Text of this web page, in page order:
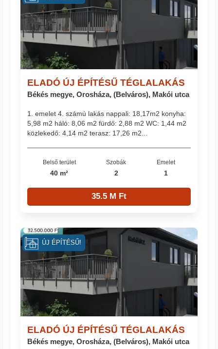
ELADÓ ÚJ ÉPÍTÉSŰ TÉGLALAKÁS
Békés megye, Orosháza, (Belváros), Makói utca
1. emelet 4. számú lakás nappali: 18,17m2 konyha:
5,98 m2 háló: 8,06 m2 fürdő: 2,88 m2 WC: 1,44 m2
közlekedő: 4,14 m2 terasz: 17,26 m2...
Belső terület
40 m²
Szobák
2
Emelet
1
35.5 M Ft
ELADÓ ÚJ ÉPÍTÉSŰ TÉGLALAKÁS
Békés megye, Orosháza, (Belváros), Makói utca
ÚJ ÉPÍTÉSŰ!